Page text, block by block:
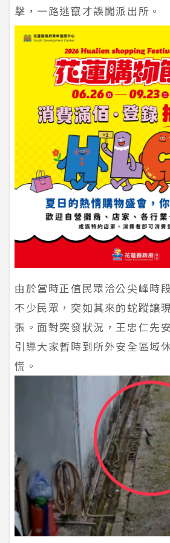
擊，一路逃竄才誤闖派出所。
由於當時正值民眾洽公尖峰時
不少民眾，突如其來的蛇蹤讓
張。面對突發狀況，王忠仁先
引導大家暫時到所外安全區域
慌。